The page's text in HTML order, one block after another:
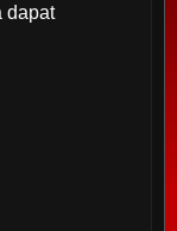
dapat